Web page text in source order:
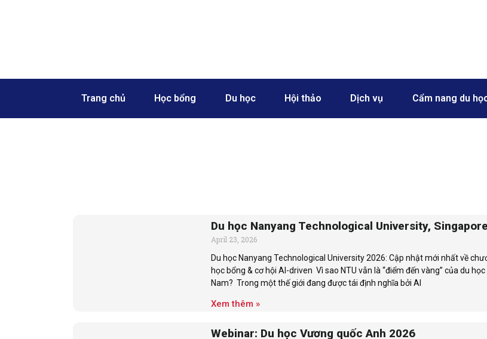
Trang chủ Học bổng Du học Hội thảo Dịch vụ Cẩm nang du
Du học Nanyang Technological University, Singapore
April 23, 2026
Du học Nanyang Technological University 2026: Cập nhật mới nhất về
học bổng & cơ hội AI-driven Vì sao NTU vẫn là “điểm đến vàng” của du
Nam? Trong một thế giới đang được tái định nghĩa bởi AI
Xem thêm »
Webinar: Du học Vương quốc Anh 2026